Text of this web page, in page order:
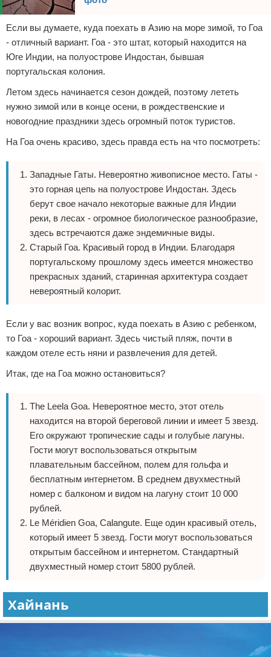
Если вы думаете, куда поехать в Азию на море зимой, то Гоа
- отличный вариант. Гоа - это штат, который находится на
Юге Индии, на полуострове Индостан, бывшая
португальская колония.
Летом здесь начинается сезон дождей, поэтому лететь
нужно зимой или в конце осени, в рождественские и
новогодние праздники здесь огромный поток туристов.
На Гоа очень красиво, здесь правда есть на что посмотреть:
Западные Гаты. Невероятно живописное место. Гаты -
это горная цепь на полуострове Индостан. Здесь
берут свое начало некоторые важные для Индии
реки, в лесах - огромное биологическое разнообразие,
здесь встречаются даже эндемичные виды.
Старый Гоа. Красивый город в Индии. Благодаря
португальскому прошлому здесь имеется множество
прекрасных зданий, старинная архитектура создает
невероятный колорит.
Если у вас возник вопрос, куда поехать в Азию с ребенком,
то Гоа - хороший вариант. Здесь чистый пляж, почти в
каждом отеле есть няни и развлечения для детей.
Итак, где на Гоа можно остановиться?
The Leela Goa. Невероятное место, этот отель
находится на второй береговой линии и имеет 5 звезд.
Его окружают тропические сады и голубые лагуны.
Гости могут воспользоваться открытым
плавательным бассейном, полем для гольфа и
бесплатным интернетом. В среднем двухместный
номер с балконом и видом на лагуну стоит 10 000
рублей.
Le Méridien Goa, Calangute. Еще один красивый отель,
который имеет 5 звезд. Гости могут воспользоваться
открытым бассейном и интернетом. Стандартный
двухместный номер стоит 5800 рублей.
Хайнань